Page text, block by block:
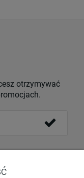
otrzymywać